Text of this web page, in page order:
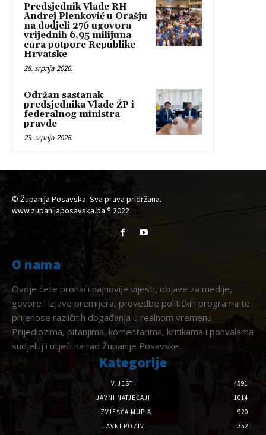
Predsjednik Vlade RH
Andrej Plenković u Orašju
na dodjeli 276 ugovora
vrijednih 6,95 milijuna
eura potpore Republike
Hrvatske
28. srpnja 2026.
Održan sastanak
predsjednika Vlade ŽP i
federalnog ministra
pravde
23. srpnja 2026.
© Županija Posavska. Sva prava pridržana.
www.zupanijaposavska.ba ® 2022
O nama
Ovdje ćete pronaći najnovije vijesti, objave za medije,
govore i izjave premijera, provedbe političkih programa te
prijenose različitih događanja u realnom vremenu.
Prijedlozima, pitanjima, komentarima, kritikama i pohvalama
sudjeluj i utječi na rad Županije Posavske.
Kategorije
VIJESTI
4591
JAVNI NATJEČAJI
1014
IZVJEŠĆA MUP-A
920
JAVNI POZIVI
352